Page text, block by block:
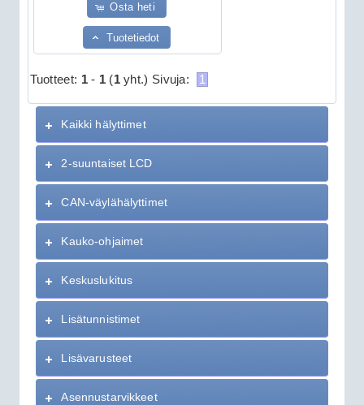
Osta heti
Tuotetiedot
Tuotteet: 1- 1 (1yht.) Sivuja: 1
Kaikki hälyttimet
2-suuntaiset LCD
CAN-väylähälyttimet
Kauko-ohjaimet
Keskuslukitus
Lisätunnistimet
Lisävarusteet
Asennustarvikkeet